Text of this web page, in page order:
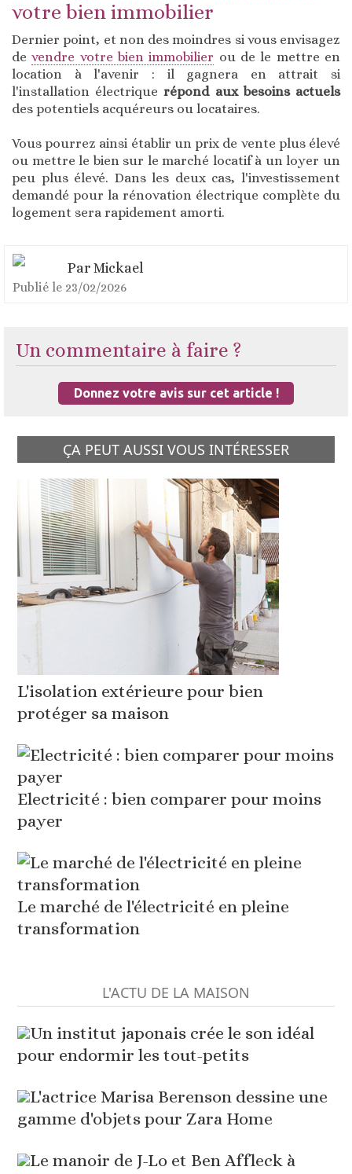
votre bien immobilier
Dernier point, et non des moindres si vous envisagez
devendre votre bien immobilier ou de le mettre en
location à l'avenir : il gagnera en attrait si
l'installation électriquerépond aux besoins actuels
des potentiels acquéreurs ou locataires.
Vous pourrez ainsi établir un prix de vente plus élevé
ou mettre le bien sur le marché locatif à un loyer un
peu plus élevé. Dans les deux cas, l'investissement
demandé pour la rénovation électrique complète du
logement sera rapidement amorti.
Par Mickael
Publié le 23/02/2026
Un commentaire à faire ?
Donnez votre avis sur cet article !
ÇA PEUT AUSSI VOUS INTÉRESSER
L'isolation extérieure pour bien
protéger sa maison
Electricité : bien comparer pour moins
payer
Le marché de l'électricité en pleine
transformation
L'ACTU DE LA MAISON
Un institut japonais crée le son idéal
pour endormir les tout-petits
L'actrice Marisa Berenson dessine une
gamme d'objets pour Zara Home
Le manoir de J-Lo et Ben Affleck à